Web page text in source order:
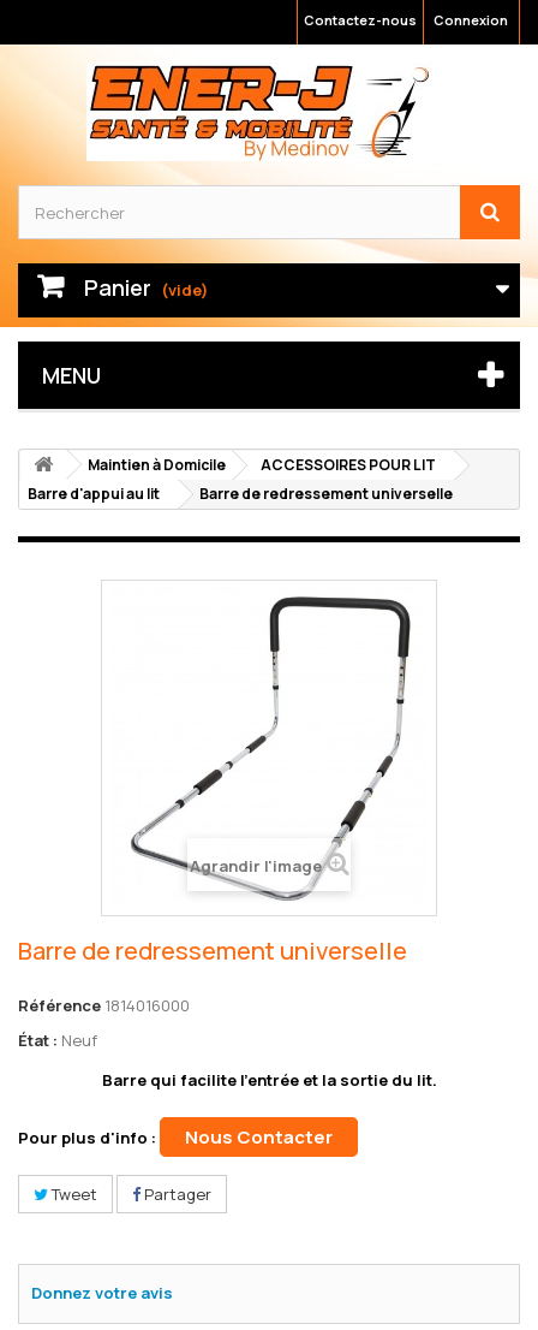
Connexion
Contactez-nous
Panier (vide)
MENU
Maintien à Domicile
ACCESSOIRES POUR LIT
Barre d'appui au lit
Barre de redressement universelle
Agrandir l'image
Barre de redressement universelle
Référence 1814016000
État : Neuf
Barre qui facilite l'entrée et la sortie du lit.
Pour plus d'info : Nous Contacter
Tweet Partager
Donnez votre avis